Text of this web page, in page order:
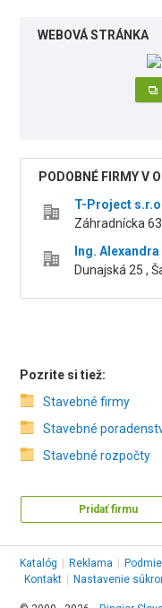
WEBOVÁ STRÁNKA
PODOBNÉ FIRMY V
T-Project
Záhradnícka
Ing.
Dunajská 25 ,
Pozrite si tiež:
Stavebné firmy
Stavebné
Stavebné rozpočty
Pridať firmu
Katalóg Reklama
Kontakt
Nastavenie